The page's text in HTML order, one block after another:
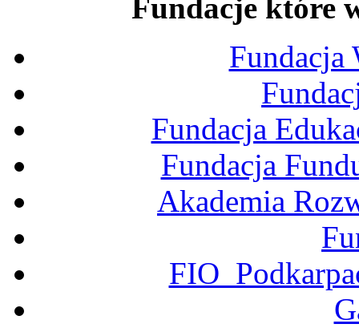
Fundacje które
Fundacja
Fundacja
Fundacja
Akademia
FIO